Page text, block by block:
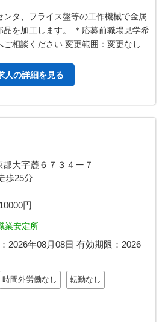
ンタ、フライス盤等の工作機械で金属
を加工します。 ＊応募前職場見学希
相談ください 変更範囲：変更なし
人の詳細を見る
大字麓６７３４ー７
歩25分
円
業安定所
2026年08月08日 有効期限： 2026
時間外労働なし 転勤なし